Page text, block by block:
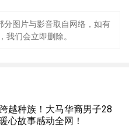
分图片与影音取自网络，如有
我们会立即删除。
越种族！大马华裔男子28
心故事感动全网！